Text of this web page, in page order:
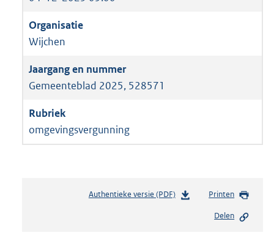
Wijchen
Gemeenteblad 2025, 528571
omgevingsvergunning
Authentieke versie (PDF)b
Printen
Delen